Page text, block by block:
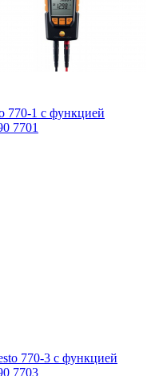
770-1 с функцией
7701